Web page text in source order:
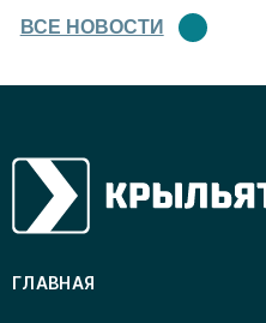
ВСЕ НОВОСТИ
ГЛАВНАЯ